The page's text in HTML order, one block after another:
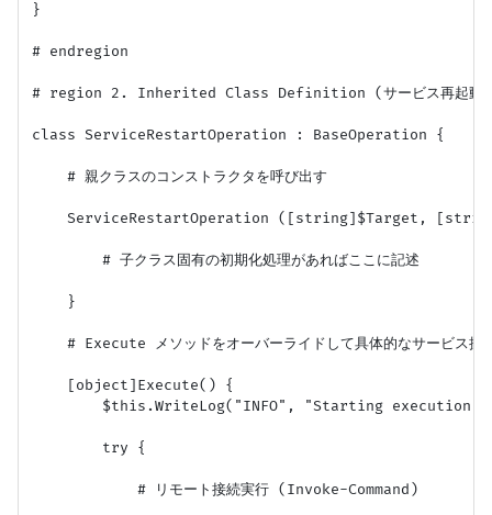
}
# endregion
# region 2. Inherited Class Definition (サービス再起動操
class ServiceRestartOperation : BaseOperation {
    # 親クラスのコンストラクタを呼び出す
ServiceRestartOperation ([string]$Target,
        # 子クラス固有の初期化処理があればここに記述
    }
# Execute メソッドをオーバーライドして具体的なサービス操
    [object]Execute() {
$this.WriteLog("INFO", "Starting execution:
        try {
            # リモート接続実行 (Invoke-Command)